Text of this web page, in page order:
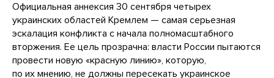
Официальная аннексия 30 сентября четырех
украинских областей Кремлем — самая серьезная
эскалация конфликта с начала полномасштабного
вторжения. Ее цель прозрачна: власти России пытаются
провести новую «красную линию», которую,
по их мнению, не должны пересекать украинское